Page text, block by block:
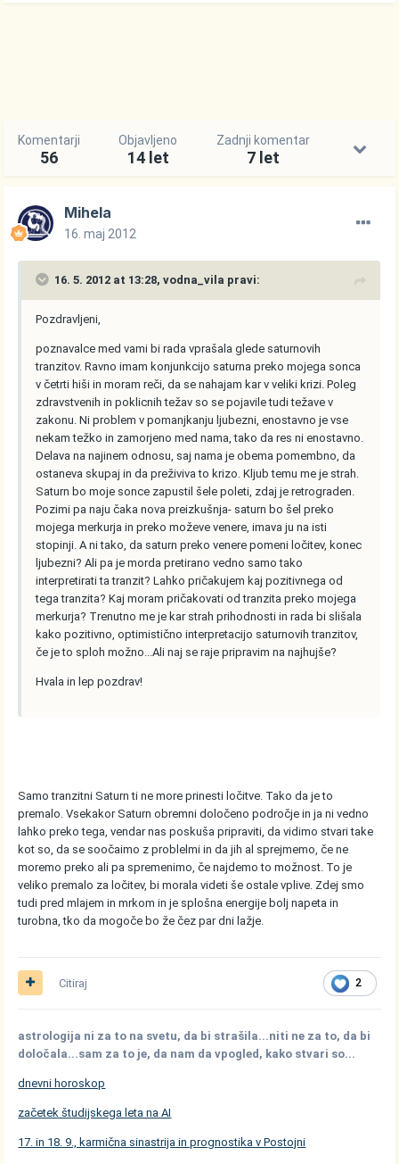
Komentarji
56
Objavljeno
14 let
Zadnji komentar
7 let
Mihela
16. maj 2012
16. 5. 2012 at 13:28, vodna_vila pravi:
Pozdravljeni,
poznavalce med vami bi rada vprašala glede saturnovih
tranzitov. Ravno imam konjunkcijo saturna preko mojega sonca
v četrti hiši in moram reči, da se nahajam kar v veliki krizi. Poleg
zdravstvenih in poklicnih težav so se pojavile tudi težave v
zakonu. Ni problem v pomanjkanju ljubezni, enostavno je vse
nekam težko in zamorjeno med nama, tako da res ni enostavno.
Delava na najinem odnosu, saj nama je obema pomembno, da
ostaneva skupaj in da preživiva to krizo. Kljub temu me je strah.
Saturn bo moje sonce zapustil šele poleti, zdaj je retrograden.
Pozimi pa naju čaka nova preizkušnja- saturn bo šel preko
mojega merkurja in preko moževe venere, imava ju na isti
stopinji. A ni tako, da saturn preko venere pomeni ločitev, konec
ljubezni? Ali pa je morda pretirano vedno samo tako
interpretirati ta tranzit? Lahko pričakujem kaj pozitivnega od
tega tranzita? Kaj moram pričakovati od tranzita preko mojega
merkurja? Trenutno me je kar strah prihodnosti in rada bi slišala
kako pozitivno, optimistično interpretacijo saturnovih tranzitov,
če je to sploh možno...Ali naj se raje pripravim na najhujše?
Hvala in lep pozdrav!
Samo tranzitni Saturn ti ne more prinesti ločitve. Tako da je to
premalo. Vsekakor Saturn obremni določeno področje in ja ni vedno
lahko preko tega, vendar nas poskuša pripraviti, da vidimo stvari take
kot so, da se soočaimo z problelmi in da jih al sprejmemo, če ne
moremo preko ali pa spremenimo, če najdemo to možnost. To je
veliko premalo za ločitev, bi morala videti še ostale vplive. Zdej smo
tudi pred mlajem in mrkom in je splošna energije bolj napeta in
turobna, tko da mogoče bo že čez par dni lažje.
2
Citiraj
astrologija ni za to na svetu, da bi strašila...niti ne za to, da bi
določala...sam za to je, da nam da vpogled, kako stvari so...
dnevni horoskop
začetek študijskega leta na AI
17. in 18. 9., karmična sinastrija in prognostika v Postojni